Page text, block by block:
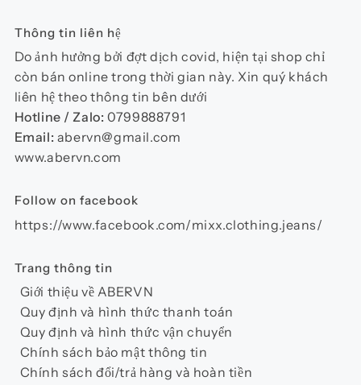
Thông tin liên hệ
Do ảnh hưởng bởi đợt dịch covid, hiện tại shop chỉ
còn bán online trong thời gian này. Xin quý khách
liên hệ theo thông tin bên dưới
Hotline / Zalo:0799888791
Email: abervn@gmail.com
www.abervn.com
Follow on facebook
https://www.facebook.com/mixx.clothing.jeans/
Trang thông tin
Giới thiệu về ABERVN
Quy định và hình thức thanh toán
Quy định và hình thức vận chuyển
Chính sách bảo mật thông tin
Chính sách đổi/trả hàng và hoàn tiền